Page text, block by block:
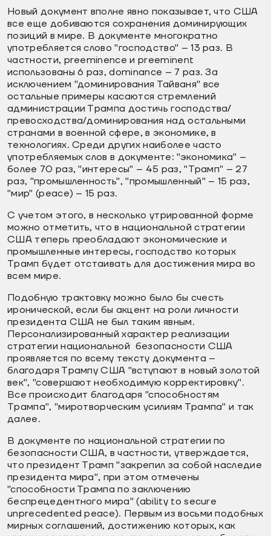
Новый документ вполне явно показывает, что США
все еще добиваются сохранения доминирующих
позиций в мире. В документе многократно
употребляется слово "господство" – 13 раз. В
частности, preeminence и preeminent
использованы 6 раз, dominance – 7 раз. За
исключением "доминирования Тайваня" все
остальные примеры касаются стремлений
администрации Трампа достичь господства/
превосходства/доминирования над остальными
странами в военной сфере, в экономике, в
технологиях. Среди других наиболее часто
употребляемых слов в документе: "экономика" –
более 70 раз, "интересы" – 45 раз, "Трамп" – 27
раз, "промышленность", "промышленный" – 15 раз,
"мир" (peace) – 15 раз.
С учетом этого, в несколько утрированной форме
можно отметить, что в национальной стратегии
США теперь преобладают экономические и
промышленные интересы, господство которых
Трамп будет отстаивать для достижения мира во
всем мире.
Подобную трактовку можно было бы счесть
иронической, если бы акцент на роли личности
президента США не был таким явным.
Персонализированный характер реализации
стратегии национальной безопасности США
проявляется по всему тексту документа –
благодаря Трампу США "вступают в новый золотой
век", "совершают необходимую корректировку".
Все происходит благодаря "способностям
Трампа", "миротворческим усилиям Трампа" и так
далее.
В документе по национальной стратегии по
безопасности США, в частности, утверждается,
что президент Трамп "закрепил за собой наследие
президента мира", при этом отмечены
"способности Трампа по заключению
беспрецедентного мира" (ability to secure
unprecedented peace). Первым из восьми подобных
мирных соглашений, достижению которых, как